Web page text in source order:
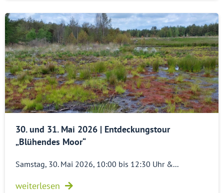
30. und 31. Mai 2026 | Entdeckungstour
„Blühendes Moor“
Samstag, 30. Mai 2026, 10:00 bis 12:30 Uhr &...
weiterlesen